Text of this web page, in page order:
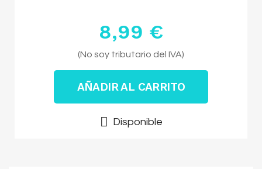
8,99 €
Impuestos excluidos
(No soy tributario del IVA)
AÑADIR AL CARRITO
Disponible